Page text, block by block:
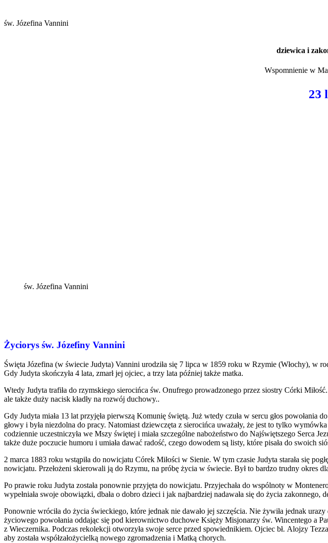
św. Józefina Vannini
dziewica i
Wspomnienie w
23
św. Józefina Vannini
Życiorys św. Józefiny Vannini
Święta Józefina (w świecie Judyta) Vannini urodziła się 7 lipca w 1859 roku w Rzymie (Włochy), w
Gdy Judyta skończyła 4 lata, zmarł jej ojciec, a trzy lata później także matka.
Wtedy Judyta trafiła do rzymskiego sierocińca św. Onufrego prowadzonego przez siostry Córki
ale także duży nacisk kładły na rozwój duchowy..
Gdy Judyta miała 13 lat przyjęła pierwszą Komunię świętą. Już wtedy czuła w sercu głos
głowy i była niezdolna do pracy. Natomiast dziewczęta z sierocińca uważały, że jest to tylko
codziennie uczestniczyła we Mszy świętej i miała szczególne nabożeństwo do Najświętszego Serca
także duże poczucie humoru i umiała dawać radość, czego dowodem są listy, które pisała do swoich
2 marca 1883 roku wstąpiła do nowicjatu Córek Miłości w Sienie. W tym czasie Judyta starała się
nowicjatu. Przełożeni skierowali ją do Rzymu, na próbę życia w świecie. Był to bardzo trudny okres
Po prawie roku Judyta została ponownie przyjęta do nowicjatu. Przyjechała do wspólnoty w
wypełniała swoje obowiązki, dbała o dobro dzieci i jak najbardziej nadawała się do życia
Ponownie wróciła do życia świeckiego, które jednak nie dawało jej szczęścia. Nie żywiła jednak
życiowego powołania oddając się pod kierownictwo duchowe Księży Misjonarzy św. Wincentego a
z Wieczernika. Podczas rekolekcji otworzyła swoje serce przed spowiednikiem. Ojciec bł. Alojzy
aby została współzałożycielką nowego zgromadzenia i Matką chorych.